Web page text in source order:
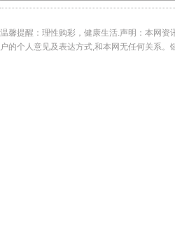
温馨提醒：理性购彩，健康生活.声明：本网
户的个人意见及表达方式,和本网无任何关系